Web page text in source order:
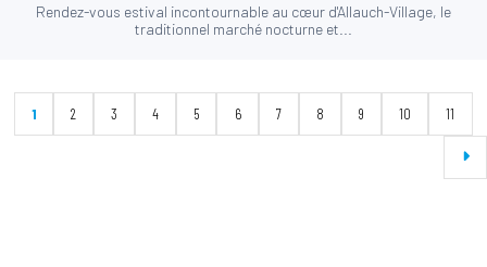
Rendez-vous estival incontournable au cœur d'Allauch-Village, le
traditionnel marché nocturne et...
1 2 3 4 5 6 7 8 9 10 11